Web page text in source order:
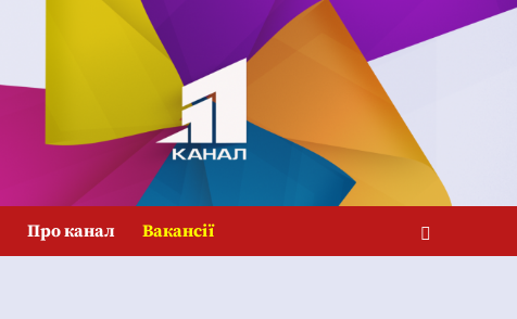
Про канал Вакансії